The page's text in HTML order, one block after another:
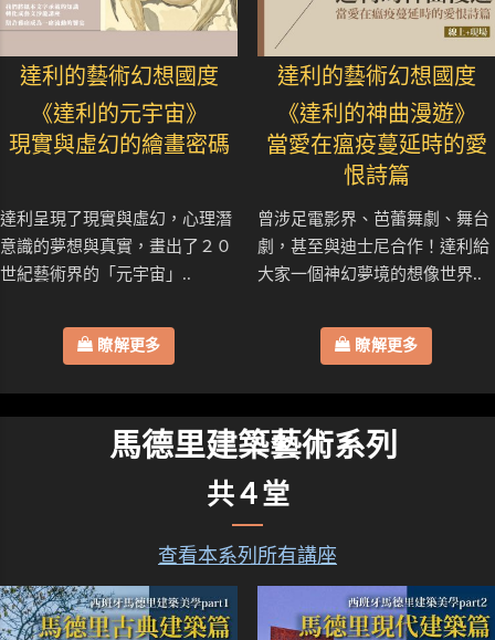
達利的藝術幻想國度
《達利的元宇宙》
現實與虛幻的繪畫密碼
達利呈現了現實與虛幻，心理潛
意識的夢想與真實，畫出了２０
世紀藝術界的「元宇宙」..
瞭解更多
達利的藝術幻想國度
《達利的神曲漫遊》
當愛在瘟疫蔓延時的愛
恨詩篇
曾涉足電影界、芭蕾舞劇、舞台
劇，甚至與迪士尼合作！達利給
大家一個神幻夢境的想像世界..
瞭解更多
馬德里建築藝術系列
共４堂
查看本系列所有講座